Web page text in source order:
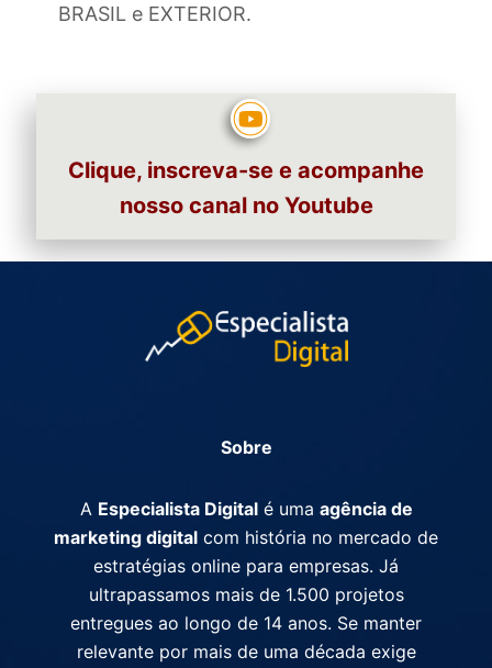
BRASIL e EXTERIOR.
Clique, inscreva-se e acompanhe
nosso canal no Youtube
Sobre
A Especialista Digitalé uma agência de
marketing digital com história no mercado de
estratégias online para empresas. Já
ultrapassamos mais de 1.500 projetos
entregues ao longo de 14 anos. Se manter
relevante por mais de uma década exige